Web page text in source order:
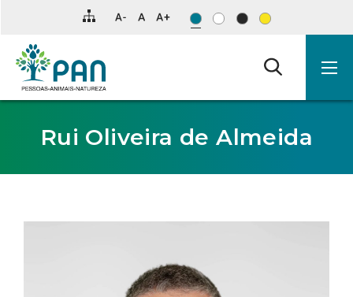
para
conteúdo
principal
da
Rui Oliveira de Almeida